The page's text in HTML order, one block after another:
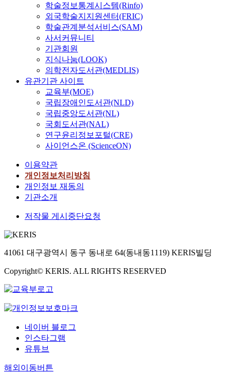
학술정보통계시스템(Rinfo)
외국학술지지원센터(FRIC)
학술관계분석서비스(SAM)
사서커뮤니티
기관회원
지식나눔(LOOK)
의학전자도서관(MEDLIS)
유관기관 사이트
교육부(MOE)
국립장애인도서관(NLD)
국립중앙도서관(NL)
국회도서관(NAL)
연구윤리정보포털(CRE)
사이언스온 (ScienceON)
이용약관
개인정보처리방침
개인정보 재동의
기관소개
저작물 게시중단요청
41061 대구광역시 동구 동내로 64(동내동1119) KERIS빌딩
Copyright© KERIS. ALL RIGHTS RESERVED
네이버 블로그
인스타그램
유튜브
해외이동버튼